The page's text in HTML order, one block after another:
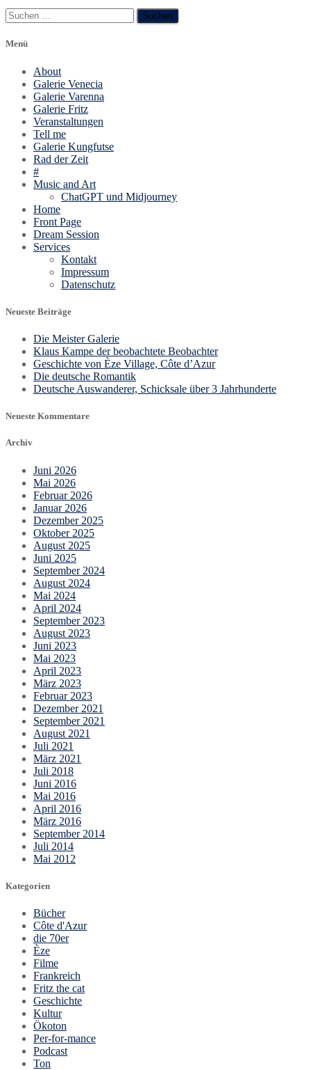
Suchen
nach:
Menü
About
Galerie Venecia
Galerie Varenna
Galerie Fritz
Veranstaltungen
Tell me
Galerie Kungfutse
Rad der Zeit
#
Music and Art
ChatGPT und Midjourney
Home
Front Page
Dream Session
Services
Kontakt
Impressum
Datenschutz
Neueste Beiträge
Die Meister Galerie
Klaus Kampe der beobachtete Beobachter
Geschichte von Èze Village, Côte d’Azur
Die deutsche Romantik
Deutsche Auswanderer, Schicksale über 3 Jahrhunderte
Neueste Kommentare
Archiv
Juni 2026
Mai 2026
Februar 2026
Januar 2026
Dezember 2025
Oktober 2025
August 2025
Juni 2025
September 2024
August 2024
Mai 2024
April 2024
September 2023
August 2023
Juni 2023
Mai 2023
April 2023
März 2023
Februar 2023
Dezember 2021
September 2021
August 2021
Juli 2021
März 2021
Juli 2018
Juni 2016
Mai 2016
April 2016
März 2016
September 2014
Juli 2014
Mai 2012
Kategorien
Bücher
Côte d'Azur
die 70er
Èze
Filme
Frankreich
Fritz the cat
Geschichte
Kultur
Ökoton
Per-for-mance
Podcast
Ton